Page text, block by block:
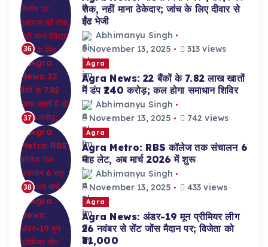
36
रोक, नहीं माना ठेकेदार; जांच के लिए दीवार से
ईंट भेजी
Abhimanyu Singh
November 13, 2025
313 views
37
Agra
Agra News: 22 बैंकों के 7.82 लाख खातों
में डंप ₹240 करोड़; कल होगा समाधान शिविर
Abhimanyu Singh
November 13, 2025
742 views
38
Agra
Agra Metro: RBS कॉलेज तक संचालन 6
माह लेट, अब मार्च 2026 में शुरू
Abhimanyu Singh
November 13, 2025
433 views
Agra
Agra News: अंडर-19 मून प्रीमियर लीग
26 नवंबर से सेंट जोंस मैदान पर; विजेता को
₹31,000